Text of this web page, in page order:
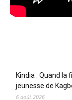
Kindia : Quand la
jeunesse de
6 août 2026